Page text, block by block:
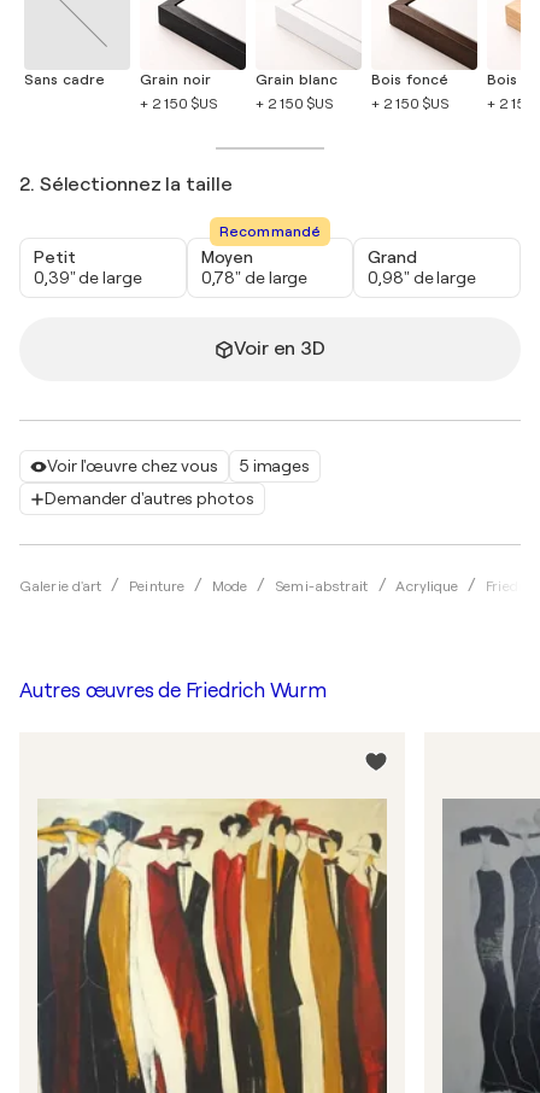
Voir l'œuvre chez vous
5 images
Demander d'autres photos
Galerie d'art Peinture Mode Semi-abstrait Acrylique
Sans cadre
Grain noir
+ 2 150 $US
Grain blanc
+ 2 150 $US
Bois foncé
+ 2 150 $US
Bois
+ 2 150
2. Sélectionnez la taille
Petit
0,39" de large
Recommandé
Moyen
0,78" de large
Grand
0,98" de large
Voir en 3D
Autres œuvres de Friedrich Wurm